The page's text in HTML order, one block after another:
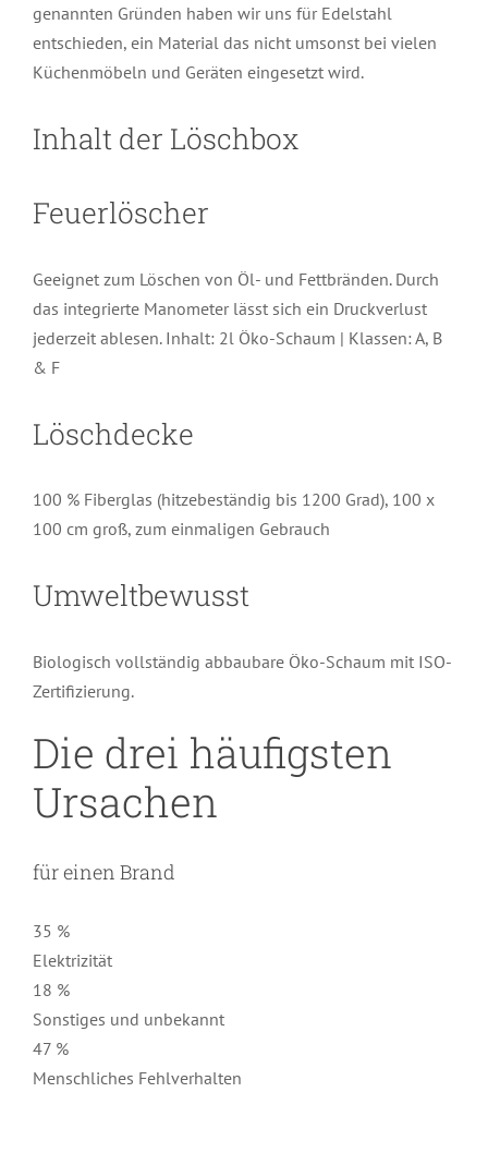
genannten Gründen haben wir uns für Edelstahl
entschieden, ein Material das nicht umsonst bei vielen
Küchenmöbeln und Geräten eingesetzt wird.
Inhalt der Löschbox
Feuerlöscher
Geeignet zum Löschen von Öl- und Fettbränden. Durch
das integrierte Manometer lässt sich ein Druckverlust
jederzeit ablesen. Inhalt: 2l Öko-Schaum | Klassen: A, B
& F
Löschdecke
100 % Fiberglas (hitzebeständig bis 1200 Grad), 100 x
100 cm groß, zum einmaligen Gebrauch
Umweltbewusst
Biologisch vollständig abbaubare Öko-Schaum mit ISO-
Zertifizierung.
Die drei häufigsten
Ursachen
für einen Brand
35 %
Elektrizität
18 %
Sonstiges und unbekannt
47 %
Menschliches Fehlverhalten